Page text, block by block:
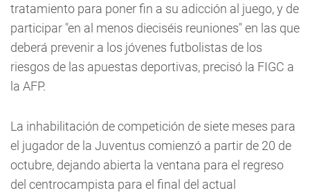
tratamiento para poner fin a su adicción al juego, y de
participar "en al menos dieciséis reuniones" en las que
deberá prevenir a los jóvenes futbolistas de los
riesgos de las apuestas deportivas, precisó la FIGC a
la AFP.
La inhabilitación de competición de siete meses para
el jugador de la Juventus comienzó a partir de 20 de
octubre, dejando abierta la ventana para el regreso
del centrocampista para el final del actual